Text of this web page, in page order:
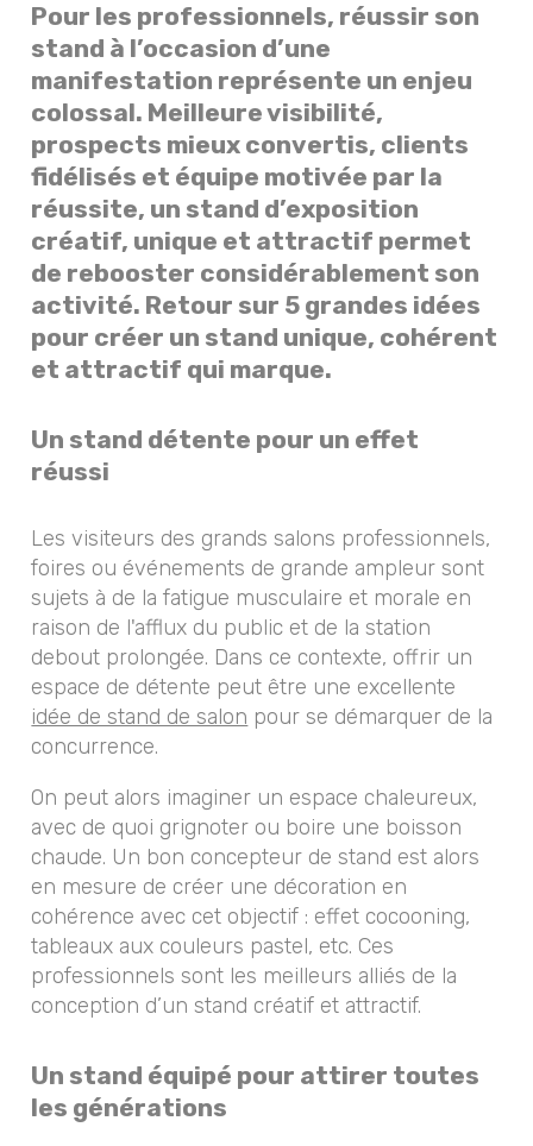
Pour les professionnels, réussir son
stand à l’occasion d’une
manifestation représente un enjeu
colossal. Meilleure visibilité,
prospects mieux convertis, clients
fidélisés et équipe motivée par la
réussite, un stand d’exposition
créatif, unique et attractif permet
de rebooster considérablement son
activité. Retour sur 5 grandes idées
pour créer un stand unique, cohérent
et attractif qui marque.
Un stand détente pour un effet
réussi
Les visiteurs des grands salons professionnels,
foires ou événements de grande ampleur sont
sujets à de la fatigue musculaire et morale en
raison de l'afflux du public et de la station
debout prolongée. Dans ce contexte, offrir un
espace de détente peut être une excellente
idée de stand de salon pour se démarquer de la
concurrence.
On peut alors imaginer un espace chaleureux,
avec de quoi grignoter ou boire une boisson
chaude. Un bon concepteur de stand est alors
en mesure de créer une décoration en
cohérence avec cet objectif : effet cocooning,
tableaux aux couleurs pastel, etc. Ces
professionnels sont les meilleurs alliés de la
conception d’un stand créatif et attractif.
Un stand équipé pour attirer toutes
les générations